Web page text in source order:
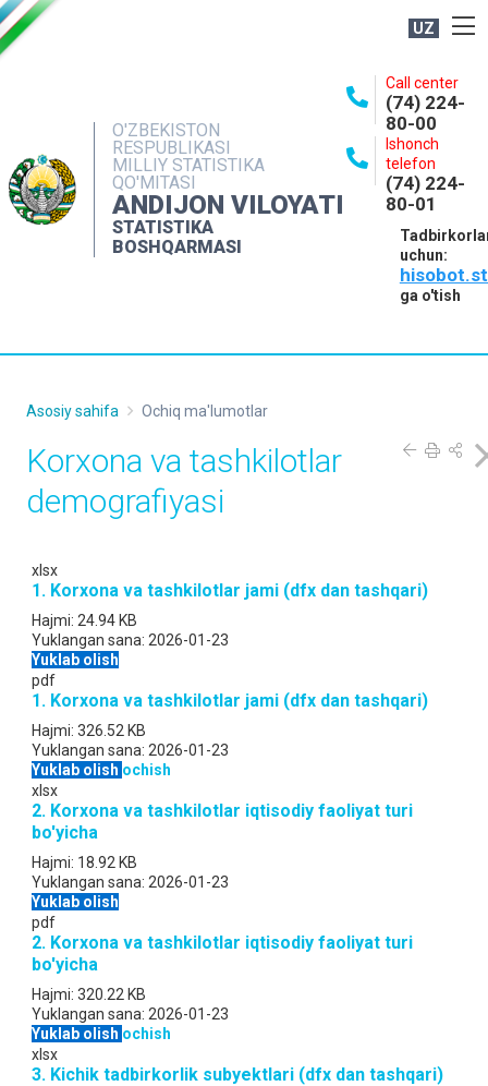
UZ
O'ZBEKISTON
RESPUBLIKASI
MILLIY STATISTIKA
QO'MITASI
ANDIJON VILOYATI
STATISTIKA
BOSHQARMASI
Call center
(74) 224-
80-00
Ishonch
telefon
(74) 224-
80-01
uchun:
ga o'tish
NASHRLAR
INTERAKTIV XIZMATLAR
MATBUOT XIZMATI
MUROJAATLAR
Asosiy sahifa Ochiq ma'lumotlar
Korxona va tashkilotlar
demografiyasi
xlsx
1. Korxona va tashkilotlar jami (dfx dan tashqari)
Hajmi: 24.94 KB
Yuklangan sana: 2026-01-23
Yuklab olish
pdf
1. Korxona va tashkilotlar jami (dfx dan tashqari)
Hajmi: 326.52 KB
Yuklangan sana: 2026-01-23
Yuklab olish ochish
xlsx
2. Korxona va tashkilotlar iqtisodiy faoliyat turi
bo'yicha
Hajmi: 18.92 KB
Yuklangan sana: 2026-01-23
Yuklab olish
pdf
2. Korxona va tashkilotlar iqtisodiy faoliyat turi
bo'yicha
Hajmi: 320.22 KB
Yuklangan sana: 2026-01-23
Yuklab olish ochish
xlsx
3. Kichik tadbirkorlik subyektlari (dfx dan tashqari)